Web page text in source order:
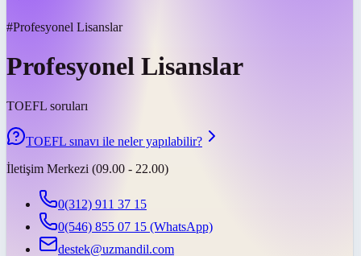
#Profesyonel Lisanslar
Profesyonel Lisanslar
TOEFL soruları
TOEFL sınavı ile neler yapılabilir?
İletişim Merkezi (09.00 - 22.00)
0(312) 911 37 15
0(546) 855 07 15 (WhatsApp)
destek@uzmandil.com